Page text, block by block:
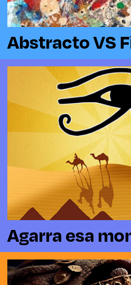
Abstracto VS
Agarra esa